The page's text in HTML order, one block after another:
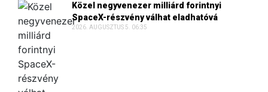
Közel negyvenezer milliárd forintnyi
SpaceX-részvény válhat eladhatóvá
2026. AUGUSZTUS 5. 06:35